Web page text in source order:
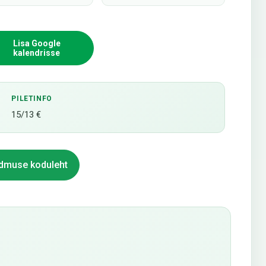
Lisa Google
kalendrisse
PILETINFO
15/13 €
koduleht